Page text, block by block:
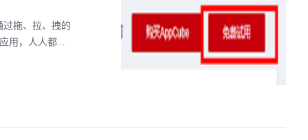
过拖、拉、拽的
用，人人都...